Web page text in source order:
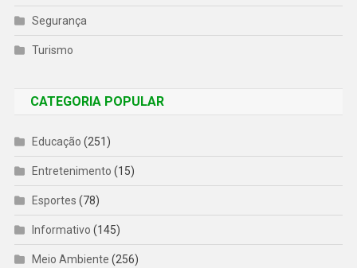
Segurança
Turismo
CATEGORIA POPULAR
Educação (251)
Entretenimento (15)
Esportes (78)
Informativo (145)
Meio Ambiente (256)